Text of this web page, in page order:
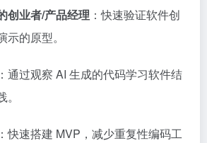
创业者/产品经理 ：快速验证软件创
的原型。
：通过观察 AI 生成的代码学习软件结
：快速搭建 MVP，减少重复性编码工